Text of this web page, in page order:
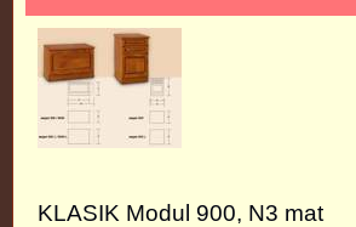
KLASIK Modul 900, N3 mat